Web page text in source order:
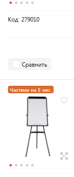
Код: 279010
Сравнить
Частями на 5 мес.